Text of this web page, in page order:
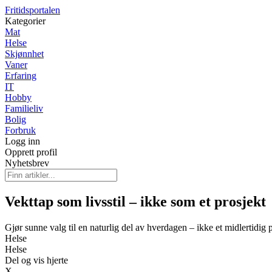
Fritidsportalen
Kategorier
Mat
Helse
Skjønnhet
Vaner
Erfaring
IT
Hobby
Familieliv
Bolig
Forbruk
Logg inn
Opprett profil
Nyhetsbrev
Vekttap som livsstil – ikke som et prosjekt
Gjør sunne valg til en naturlig del av hverdagen – ikke et midlertidig
Helse
Helse
Del og vis hjerte